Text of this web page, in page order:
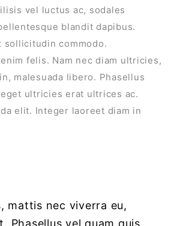
vel luctus ac, sodales
blandit dapibus.
sollicitudin commodo.
felis. Nam nec diam ultricies,
malesuada libero. Phasellus
ultricies erat ultrices ac.
elit. Integer laoreet diam in
mattis nec viverra eu,